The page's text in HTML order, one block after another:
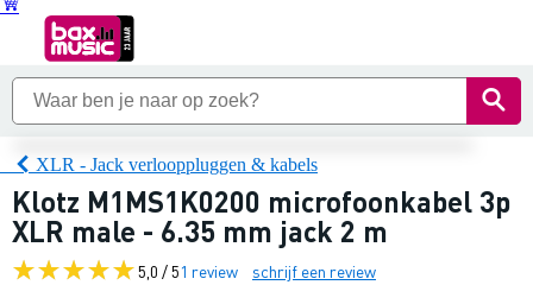
XLR - Jack verlooppluggen & kabels
Klotz M1MS1K0200 microfoonkabel 3p
XLR male - 6.35 mm jack 2 m
5,0 / 51 review schrijf een review